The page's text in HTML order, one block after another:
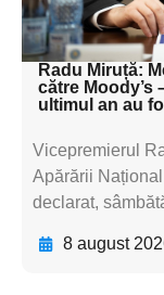
textul
Radu Miruță:
către Moody’s
ultimul an au
Vicepremierul
Apărării
declarat,
8 august